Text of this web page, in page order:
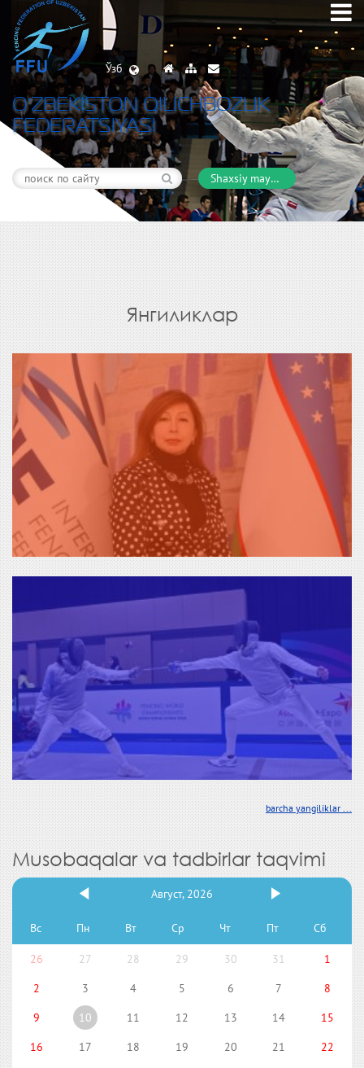
Ўзб
O’ZBEKISTON QILICHBOZLIK
FEDERATSIYASI
Shaxsiy maydon
Янгиликлар
barcha yangiliklar ...
Musobaqalar va tadbirlar taqvimi
Август, 2026
Вс Пн Вт Ср Чт Пт Сб
26 27 28 29 30 31
1
2
3 4 5 6 7
8
9
10 11 12 13 14
15
16
17 18 19 20 21
22